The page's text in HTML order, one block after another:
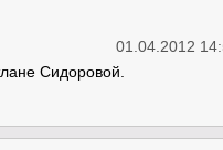
01.04.2012
Сидоровой.